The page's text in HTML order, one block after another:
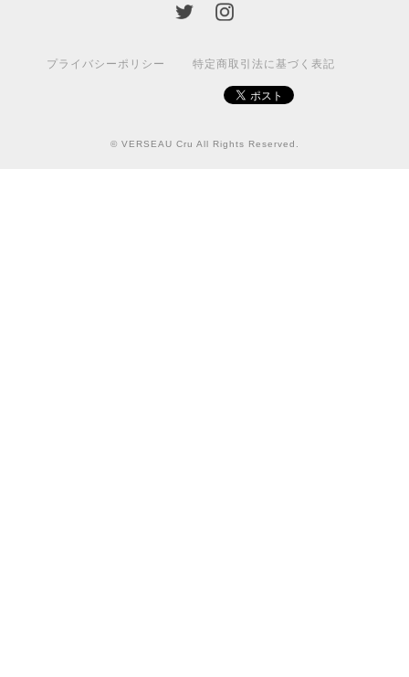
プライバシーポリシー 特定商取引法に基づく表記
© VERSEAU Cru All Rights Reserved.